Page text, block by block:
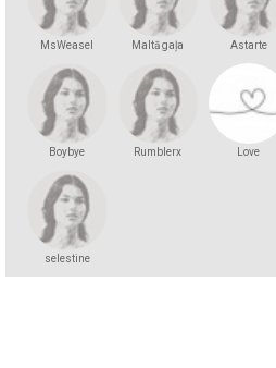
MsWeasel Maltā gaļa Astarte
Boybye Rumblerx Love
selestine